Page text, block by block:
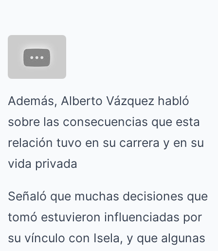
Además, Alberto Vázquez habló
sobre las consecuencias que esta
relación tuvo en su carrera y en su
vida privada
Señaló que muchas decisiones que
tomó estuvieron influenciadas por
su vínculo con Isela, y que algunas